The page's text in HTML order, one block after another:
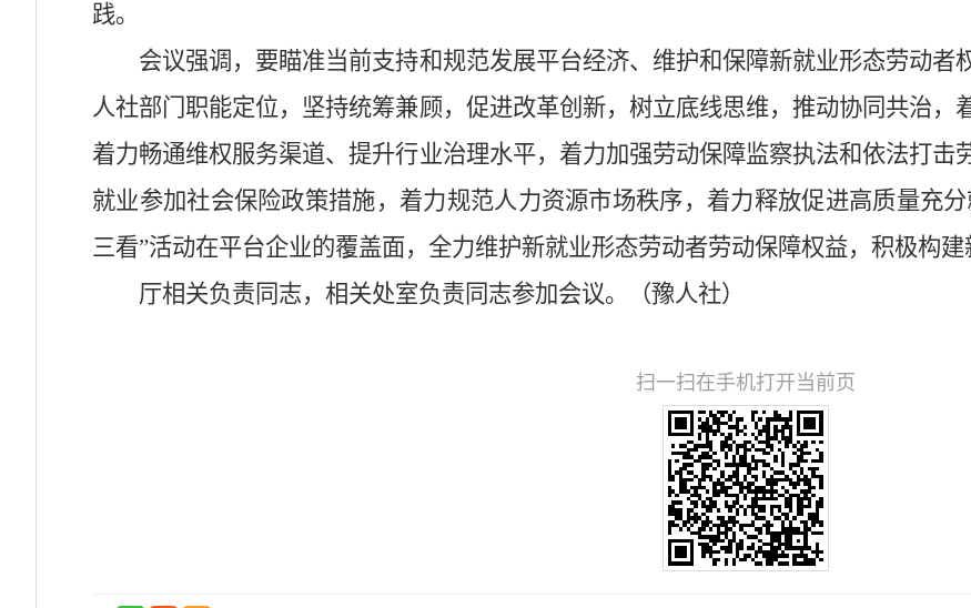
践。
会议强调，要瞄准当前支持和规范发展平台经济、维护和保障新就业形态劳动者
人社部门职能定位，坚持统筹兼顾，促进改革创新，树立底线思维，推动协同共治，
着力畅通维权服务渠道、提升行业治理水平，着力加强劳动保障监察执法和依法打
就业参加社会保险政策措施，着力规范人力资源市场秩序，着力释放促进高质量充
三看”活动在平台企业的覆盖面，全力维护新就业形态劳动者劳动保障权益，积极构建
厅相关负责同志，相关处室负责同志参加会议。（豫人社）
扫一扫在手机打开当前页